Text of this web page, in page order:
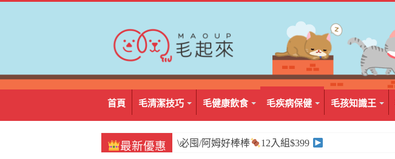
首頁 毛清潔技巧 毛健康飲食 毛疾病保健 毛孩知識王
最新優惠 \必囤/阿姆好棒棒 12入組$399